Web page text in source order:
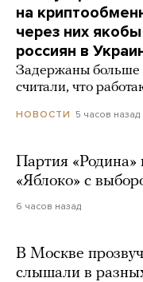
на
через них
россиян в
Задержаны больше
считали, что
НОВОСТИ 5 часов назад
Партия «Родина»
«Яблоко» с
6 часов назад
В Москве
слышали в